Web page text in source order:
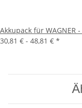
Akkupack für WAGNER
30,81 € - 48,81 € *